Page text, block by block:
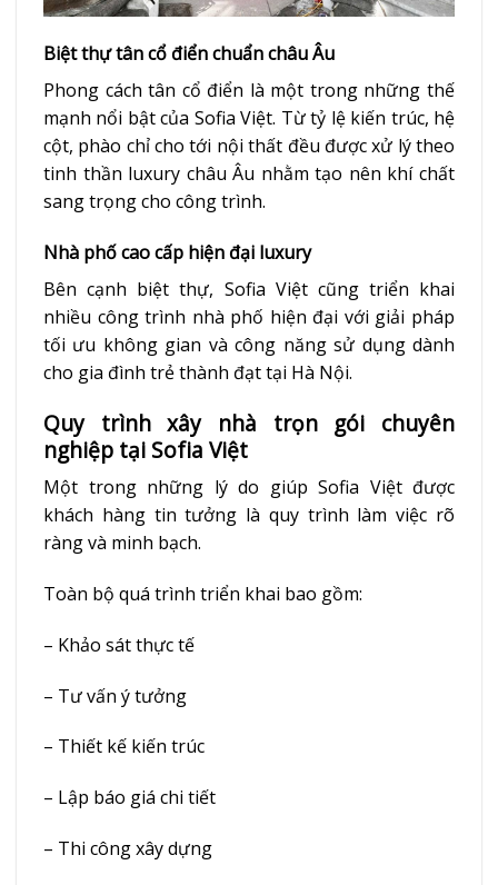
Biệt thự tân cổ điển chuẩn châu Âu
Phong cách tân cổ điển là một trong những thế
mạnh nổi bật của Sofia Việt. Từ tỷ lệ kiến trúc, hệ
cột, phào chỉ cho tới nội thất đều được xử lý theo
tinh thần luxury châu Âu nhằm tạo nên khí chất
sang trọng cho công trình.
Nhà phố cao cấp hiện đại luxury
Bên cạnh biệt thự, Sofia Việt cũng triển khai
nhiều công trình nhà phố hiện đại với giải pháp
tối ưu không gian và công năng sử dụng dành
cho gia đình trẻ thành đạt tại Hà Nội.
Quy trình xây nhà trọn gói chuyên
nghiệp tại Sofia Việt
Một trong những lý do giúp Sofia Việt được
khách hàng tin tưởng là quy trình làm việc rõ
ràng và minh bạch.
Toàn bộ quá trình triển khai bao gồm:
– Khảo sát thực tế
– Tư vấn ý tưởng
– Thiết kế kiến trúc
– Lập báo giá chi tiết
– Thi công xây dựng